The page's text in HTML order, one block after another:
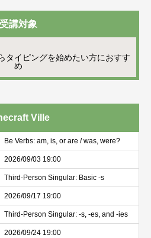
受講対象
タイピングを始めたい方におすす
め
Ville
Be Verbs: am, is, or are / was, were?
2026/09/03 19:00
Third-Person Singular: Basic -s
2026/09/17 19:00
Third-Person Singular: -s, -es, and -ies
2026/09/24 19:00